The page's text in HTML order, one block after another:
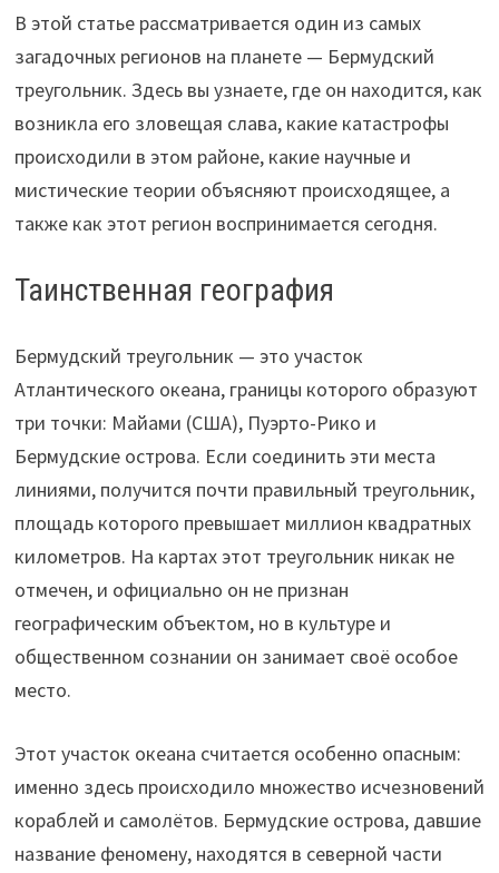
В этой статье рассматривается один из самых
загадочных регионов на планете — Бермудский
треугольник. Здесь вы узнаете, где он находится, как
возникла его зловещая слава, какие катастрофы
происходили в этом районе, какие научные и
мистические теории объясняют происходящее, а
также как этот регион воспринимается сегодня.
Таинственная география
Бермудский треугольник — это участок
Атлантического океана, границы которого образуют
три точки: Майами (США), Пуэрто-Рико и
Бермудские острова. Если соединить эти места
линиями, получится почти правильный треугольник,
площадь которого превышает миллион квадратных
километров. На картах этот треугольник никак не
отмечен, и официально он не признан
географическим объектом, но в культуре и
общественном сознании он занимает своё особое
место.
Этот участок океана считается особенно опасным:
именно здесь происходило множество исчезновений
кораблей и самолётов. Бермудские острова, давшие
название феномену, находятся в северной части